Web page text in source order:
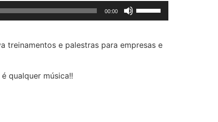
00:00
treinamentos e palestras para empresas e
qualquer música!!